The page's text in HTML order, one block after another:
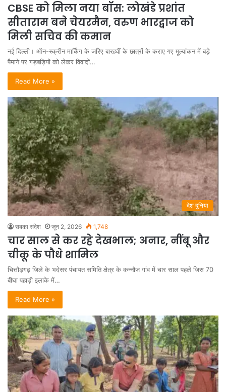
CBSE को मिला नया बॉस: लोखंडे प्रशांत
सीताराम बने चेयरमैन, वरुण भारद्वाज को
मिली सचिव की कमान
नई दिल्ली। ऑन-स्क्रीन मार्किंग के जरिए बारहवीं के छात्रों के कराए गए मूल्यांकन में बड़े
पैमाने पर गड़बड़ियों को लेकर विवादों…
Read More »
देश दुनिया
सबका संदेश जून 2, 2026 1,748
चार साल से कर रहे देखभाल; अनार, नींबू और
चीकू के पौधे शामिल
चित्तौड़गढ़ जिले के भदेसर पंचायत समिति क्षेत्र के कन्नौज गांव में चार साल पहले जिस 70
बीघा पहाड़ी इलाके में…
Read More »